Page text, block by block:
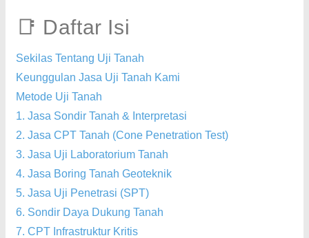
📑 Daftar Isi
Sekilas Tentang Uji Tanah
Keunggulan Jasa Uji Tanah Kami
Metode Uji Tanah
1. Jasa Sondir Tanah & Interpretasi
2. Jasa CPT Tanah (Cone Penetration Test)
3. Jasa Uji Laboratorium Tanah
4. Jasa Boring Tanah Geoteknik
5. Jasa Uji Penetrasi (SPT)
6. Sondir Daya Dukung Tanah
7. CPT Infrastruktur Kritis